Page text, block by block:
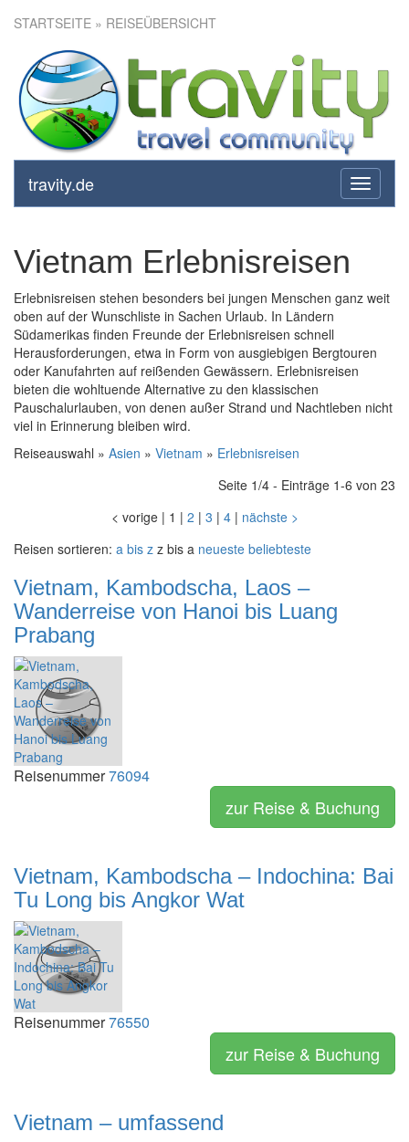
STARTSEITE » REISEÜBERSICHT
toggle
travity.de
Vietnam Erlebnisreisen
Erlebnisreisen stehen besonders bei jungen Menschen ganz weit
oben auf der Wunschliste in Sachen Urlaub. In Ländern
Südamerikas finden Freunde der Erlebnisreisen schnell
Herausforderungen, etwa in Form von ausgiebigen Bergtouren
oder Kanufahrten auf reißenden Gewässern. Erlebnisreisen
bieten die wohltuende Alternative zu den klassischen
Pauschalurlauben, von denen außer Strand und Nachtleben nicht
viel in Erinnerung bleiben wird.
Reiseauswahl » Asien » Vietnam » Erlebnisreisen
Seite 1/4 - Einträge 1-6 von 23
< vorige | 1 | 2 | 3 | 4| nächste >
Reisen sortieren: a bis z z bis a neueste beliebteste
Vietnam, Kambodscha, Laos –
Wanderreise von Hanoi bis Luang
Prabang
Reisenummer76094
zur Reise & Buchung
Vietnam, Kambodscha – Indochina: Bai
Tu Long bis Angkor Wat
Reisenummer76550
zur Reise & Buchung
Vietnam – umfassend